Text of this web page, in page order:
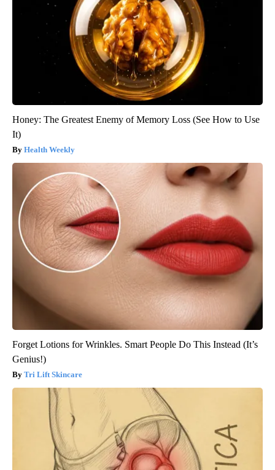
Honey: The Greatest Enemy of Memory Loss (See How to Use
It)
Health Weekly
Forget Lotions for Wrinkles. Smart People Do This Instead (It’s
Genius!)
Tri Lift Skincare